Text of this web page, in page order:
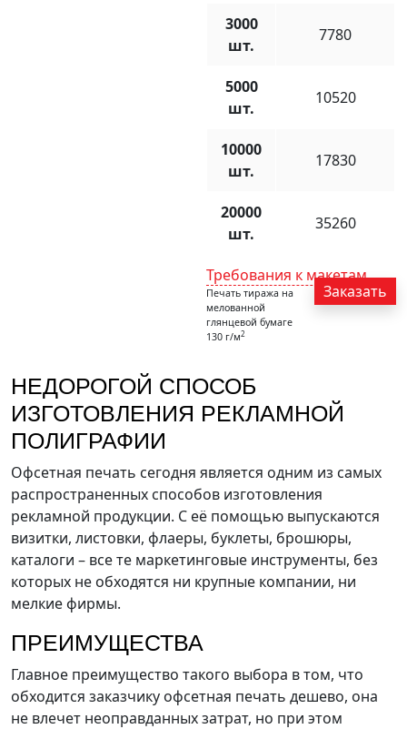
3000
шт.
7780
5000
шт.
10520
10000
шт.
17830
20000
шт.
35260
Требования к макетам
Заказать
Печать тиража на
мелованной
глянцевой бумаге
130 г/м2
НЕДОРОГОЙ СПОСОБ
ИЗГОТОВЛЕНИЯ РЕКЛАМНОЙ
ПОЛИГРАФИИ
Офсетная печать сегодня является одним из самых
распространенных способов изготовления
рекламной продукции. С её помощью выпускаются
визитки, листовки, флаеры, буклеты, брошюры,
каталоги – все те маркетинговые инструменты, без
которых не обходятся ни крупные компании, ни
мелкие фирмы.
ПРЕИМУЩЕСТВА
Главное преимущество такого выбора в том, что
обходится заказчику офсетная печать дешево, она
не влечет неоправданных затрат, но при этом